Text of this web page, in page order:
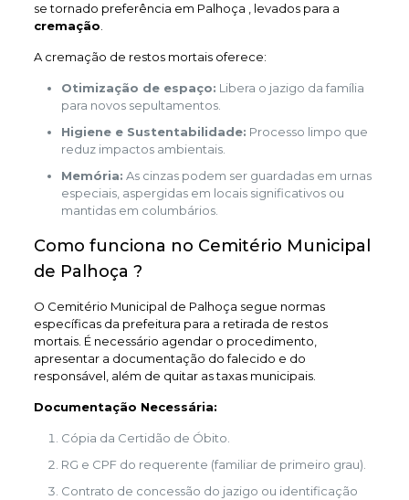
se tornado preferência em Palhoça , levados para a
cremação
A cremação de restos mortais oferece:
Otimização de espaço: Libera o jazigo da família
para novos sepultamentos.
Higiene e Sustentabilidade: Processo limpo que
reduz impactos ambientais.
Memória: As cinzas podem ser guardadas em urnas
especiais, aspergidas em locais significativos ou
mantidas em columbários.
Como funciona no Cemitério Municipal
de Palhoça ?
O Cemitério Municipal de Palhoça segue normas
específicas da prefeitura para a retirada de restos
mortais. É necessário agendar o procedimento,
apresentar a documentação do falecido e do
responsável, além de quitar as taxas municipais.
Documentação Necessária:
Cópia da Certidão de Óbito.
RG e CPF do requerente (familiar de primeiro grau).
Contrato de concessão do jazigo ou identificação